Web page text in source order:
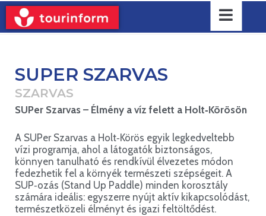
SUPER SZARVAS
SZARVAS
SUPer Szarvas – Élmény a víz felett a Holt‑Körösön
A SUPer Szarvas a Holt‑Körös egyik legkedveltebb
vízi programja, ahol a látogatók biztonságos,
könnyen tanulható és rendkívül élvezetes módon
fedezhetik fel a környék természeti szépségeit. A
SUP‑ozás (Stand Up Paddle) minden korosztály
számára ideális: egyszerre nyújt aktív kikapcsolódást,
természetközeli élményt és igazi feltöltődést.